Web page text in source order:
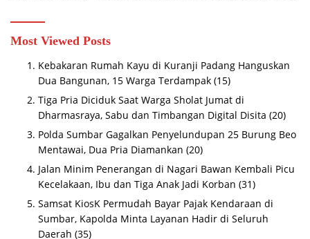
Most Viewed Posts
Kebakaran Rumah Kayu di Kuranji Padang Hanguskan
Dua Bangunan, 15 Warga Terdampak (15)
Tiga Pria Diciduk Saat Warga Sholat Jumat di
Dharmasraya, Sabu dan Timbangan Digital Disita (20)
Polda Sumbar Gagalkan Penyelundupan 25 Burung Beo
Mentawai, Dua Pria Diamankan (20)
Jalan Minim Penerangan di Nagari Bawan Kembali Picu
Kecelakaan, Ibu dan Tiga Anak Jadi Korban (31)
Samsat KiosK Permudah Bayar Pajak Kendaraan di
Sumbar, Kapolda Minta Layanan Hadir di Seluruh
Daerah (35)